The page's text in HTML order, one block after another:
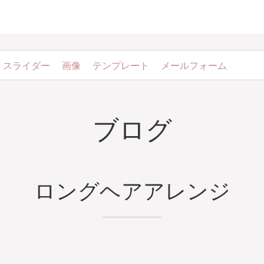
スライダー 画像 テンプレート メールフォーム
ブログ
ロングヘアアレンジ